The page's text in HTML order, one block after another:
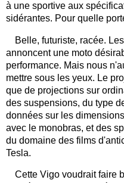
à une sportive aux
sidérantes. Pour quelle
Belle, futuriste, racée.
annoncent une moto
performance. Mais nous
mettre sous les yeux. Le
que de projections sur
des suspensions, du type
données sur les
avec le monobras, et des
du domaine des films
Tesla.
Cette Vigo voudrait faire